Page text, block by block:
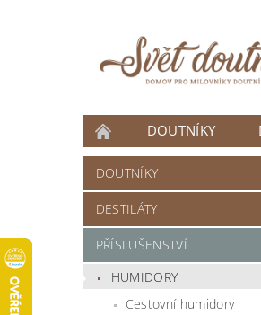
DOUTNÍKY
ČLÁNKY
DOUTNÍKY
DESTILÁTY
PŘÍSLUŠENSTVÍ
HUMIDORY
Cestovní humidory